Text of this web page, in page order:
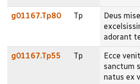
g01167.Tp80 Tp
Deus
adorant
g01167.Tp55 Tp
Ecce
sanctum
natus ex